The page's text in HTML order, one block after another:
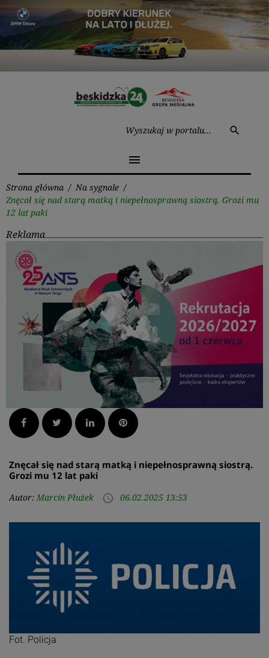
Przejdź
treści
search
menu
Strona główna / Na sygnale /
Znęcał się nad starą matką i niepełnosprawną siostrą. Grozi mu
12 lat paki
Reklama
Facebook Twitter LinkedInPinterest
Znęcał się nad starą matką i niepełnosprawną siostrą.
Grozi mu 12 lat paki
Autor: Marcin Płużek access_time 06.02.2025 13:53
Fot. Policja